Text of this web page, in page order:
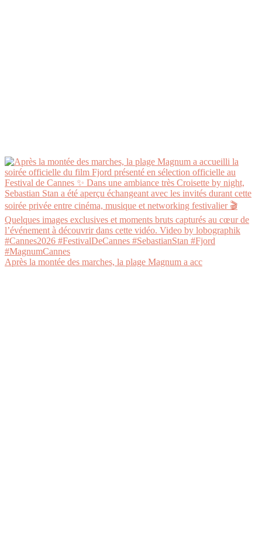
Après la montée des marches, la plage Magnum a acc